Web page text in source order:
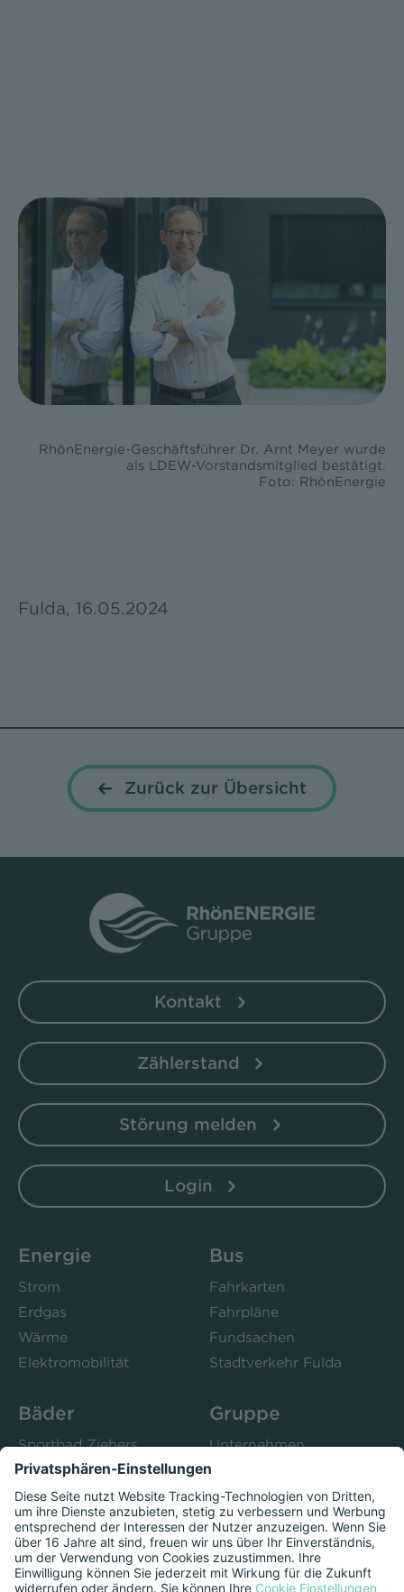
RhönEnergie-Geschäftsführer Dr. Arnt Meyer wurde
als LDEW-Vorstandsmitglied bestätigt.
Foto: RhönEnergie
Fulda, 16.05.2024
Zurück zur Übersicht
Kontakt
Zählerstand
Störung melden
Login
Energie
Strom
Erdgas
Wärme
Elektromobilität
Bus
Fahrkarten
Fahrpläne
Fundsachen
Stadtverkehr Fulda
Bäder
Sportbad Ziehers
Freibad Rosenau
Stadtbad Esperanto
Kurse
Gruppe
Unternehmen
Bistro 52
Presse
Herzschlag
Datenschutzeinstellungen anzeigen